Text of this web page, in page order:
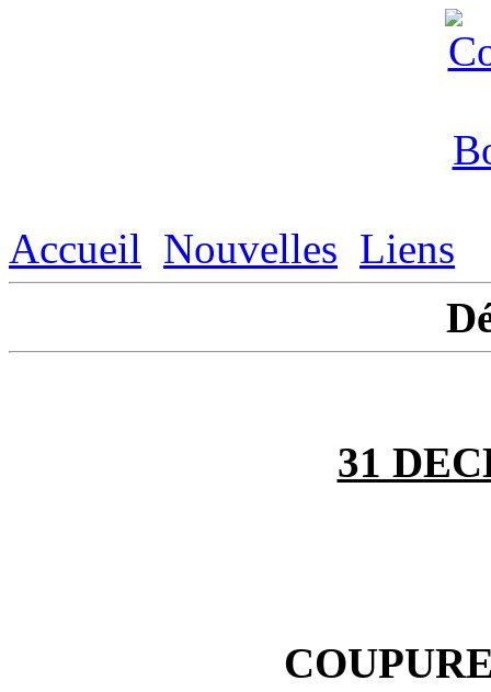
Accueil Nouvelles Liens
31